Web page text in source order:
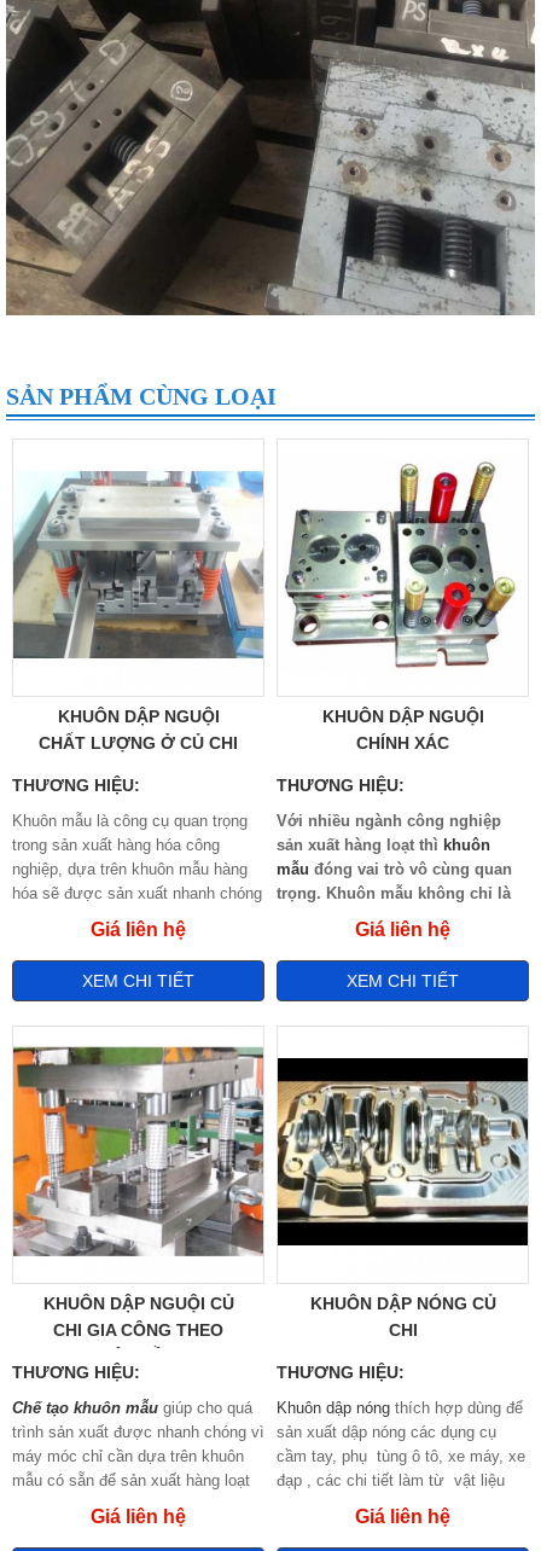
SẢN PHẨM CÙNG LOẠI
KHUÔN DẬP NGUỘI
CHẤT LƯỢNG Ở CỦ CHI
THƯƠNG HIỆU:
Khuôn mẫu là công cụ quan trọng
trong sản xuất hàng hóa công
nghiệp, dựa trên khuôn mẫu hàng
hóa sẽ được sản xuất nhanh chóng
và chính xác hơn. Khuôn mẫu cũng
có nhiều loại phục vụ những ngành
công nghiệp khác nhau. Khuôn dập
nguội là một trong những loại khuôn
dạng nguội.
Giá liên hệ
XEM CHI TIẾT
KHUÔN DẬP NGUỘI
CHÍNH XÁC
THƯƠNG HIỆU:
Với nhiều ngành công nghiệp
sản xuất hàng loạt thì khuôn
mẫu đóng vai trò vô cùng quan
trọng. Khuôn mẫu không chỉ là
sản phẩm mẫu bình thường mà
trên cơ sở từ khuôn mẫu sẵn có
hàng hóa sẽ được sản xuất
nhanh hơn, chính xác hơn.
tư đúng đắn nhất của hoạt động
sản xuất hàng hóa công nghiệp.
Giá liên hệ
XEM CHI TIẾT
KHUÔN DẬP NGUỘI CỦ
CHI GIA CÔNG THEO
THƯƠNG HIỆU:
Chế tạo khuôn mẫu giúp cho quá
trình sản xuất được nhanh chóng vì
máy móc chỉ cần dựa trên khuôn
mẫu có sẵn để sản xuất hàng loạt
sản phẩm với yêu cầu kỹ thuật và
chất lượng sản phẩm giống nhau.
Giá liên hệ
KHUÔN DẬP NÓNG CỦ
CHI
THƯƠNG HIỆU:
Khuôn dập nóng thích hợp dùng để
sản xuất dập nóng các dụng cụ
cầm tay, phụ tùng ô tô, xe máy, xe
đạp , các chi tiết làm từ vật liệu
thép, nhôm, đồng và hợp kim titan.
Thiết bị được trang bị với một số
Giá liên hệ